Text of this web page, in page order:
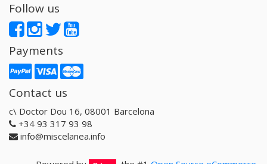
Follow us
Payments
Contact us
c\ Doctor Dou 16, 08001 Barcelona
+34 93 317 93 98
info@miscelanea.info